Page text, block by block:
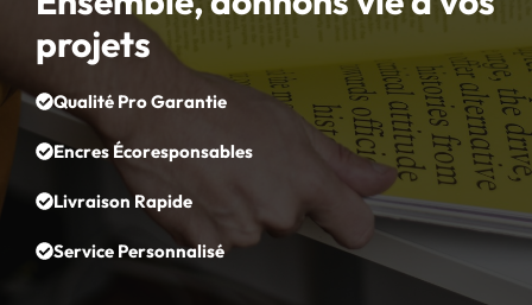
projets
Qualité Pro Garantie
Encres Écoresponsables
Livraison Rapide
Service Personnalisé